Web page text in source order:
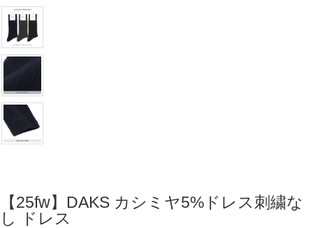
【25fw】DAKS カシミヤ5%ドレス刺繍な
し ドレス